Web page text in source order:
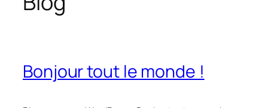
Bonjour tout le monde !